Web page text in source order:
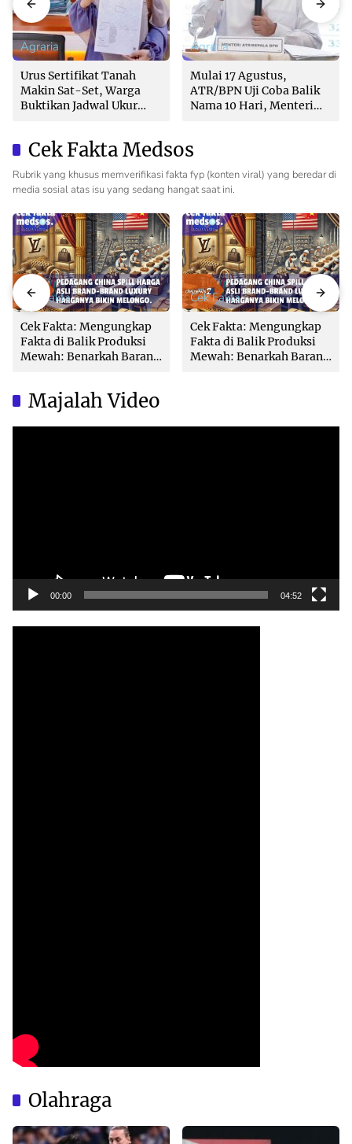
Agraria
Urus Sertifikat Tanah
Makin Sat-Set, Warga
Buktikan Jadwal Ukur
Agraria
Mulai 17 Agustus,
ATR/BPN Uji Coba Balik
Nama 10 Hari, Menteri
Cek Fakta Medsos
Rubrik yang khusus memverifikasi fakta fyp (konten viral) yang beredar di
media sosial atas isu yang sedang hangat saat ini.
Cek Fakta
Cek Fakta: Mengungkap
Fakta di Balik Produksi
Mewah: Benarkah Barang
Cek Fakta
Cek Fakta: Mengungkap
Fakta di Balik Produksi
Mewah: Benarkah Barang
Majalah Video
00:00 04:52
Olahraga